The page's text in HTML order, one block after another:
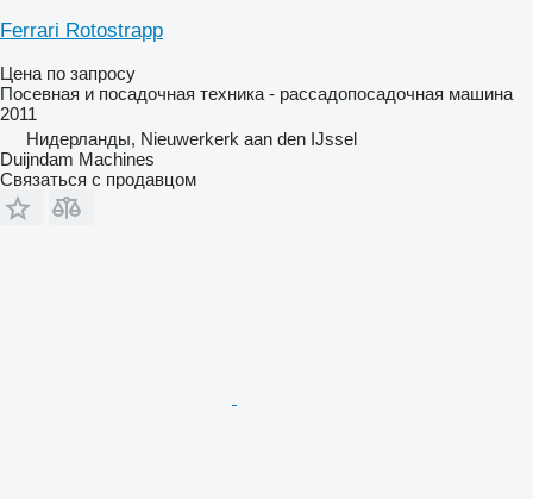
Ferrari Rotostrapp
Цена по запросу
Посевная и посадочная техника - рассадопосадочная машина
2011
Нидерланды, Nieuwerkerk aan den IJssel
Duijndam Machines
Связаться с продавцом